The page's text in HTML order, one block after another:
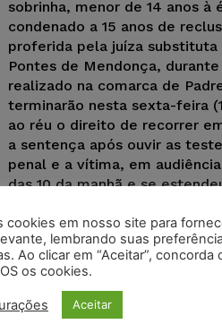
sobrinha, menor de 14 anos
condenado a 15 anos de
proferida pela juíza substituta
Pontes de Mendonça,
realizado na comarca de
terminarão nesta sexta-feira
ao réu o direito de recorrer
a sentença após ouvir as
penal e a vítima, em
das 10 da manhã e se
sensível e preocupada em
sem a presença masculina, a
assistente, permanecendo
advogado do réu.
cookies em nosso site para
lembrando suas
Ao clicar em “Aceitar”, concorda
os cookies.
Aceitar